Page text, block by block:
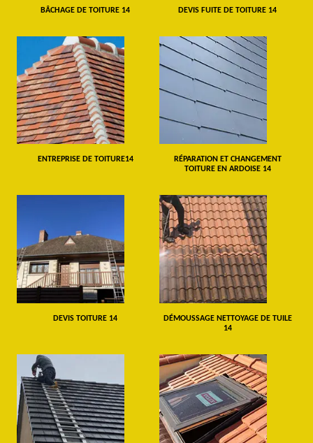
BÂCHAGE DE TOITURE 14 DEVIS FUITE DE TOITURE 14
ENTREPRISE DE TOITURE14
RÉPARATION ET CHANGEMENT
TOITURE EN ARDOISE 14
DEVIS TOITURE 14
DÉMOUSSAGE NETTOYAGE DE TUILE
14